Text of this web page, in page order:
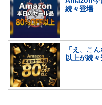
続々登場
「え、こ
以上が続